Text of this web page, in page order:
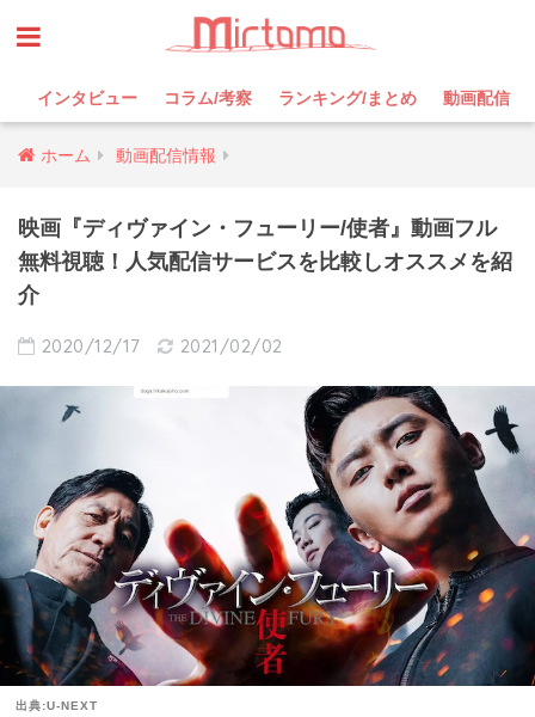
インタビュー コラム/考察 ランキング/まとめ 動画配信
ホーム 動画配信情報
映画『ディヴァイン・フューリー/使者』動画フル
無料視聴！人気配信サービスを比較しオススメを紹
介
2020/12/17 2021/02/02
出典:U-NEXT